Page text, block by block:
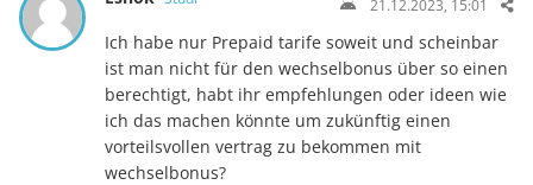
21.12.2023, 15:01
Ich habe nur Prepaid tarife soweit und scheinbar
ist man nicht für den wechselbonus über so einen
berechtigt, habt ihr empfehlungen oder ideen wie
ich das machen könnte um zukünftig einen
vorteilsvollen vertrag zu bekommen mit
wechselbonus?